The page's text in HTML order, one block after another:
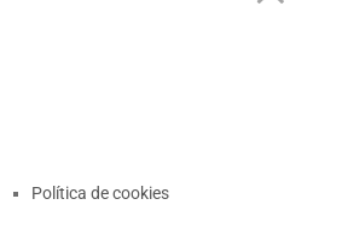
Política de cookies